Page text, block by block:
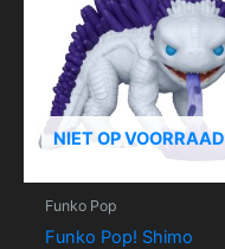
NIET OP VOORRAAD
Funko Pop
Funko Pop! Shimo